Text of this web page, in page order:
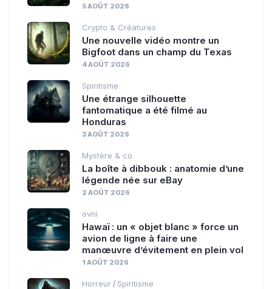
5 AOÛT 2026
Crypto & Créatures
Une nouvelle vidéo montre un
Bigfoot dans un champ du Texas
4 AOÛT 2026
Spiritisme
Une étrange silhouette
fantomatique a été filmé au
Honduras
3 AOÛT 2026
Mystère & co
La boîte à dibbouk : anatomie d’une
légende née sur eBay
2 AOÛT 2026
ovni
Hawaï : un « objet blanc » force un
avion de ligne à faire une
manœuvre d’évitement en plein vol
1 AOÛT 2026
Horreur / Spiritisme